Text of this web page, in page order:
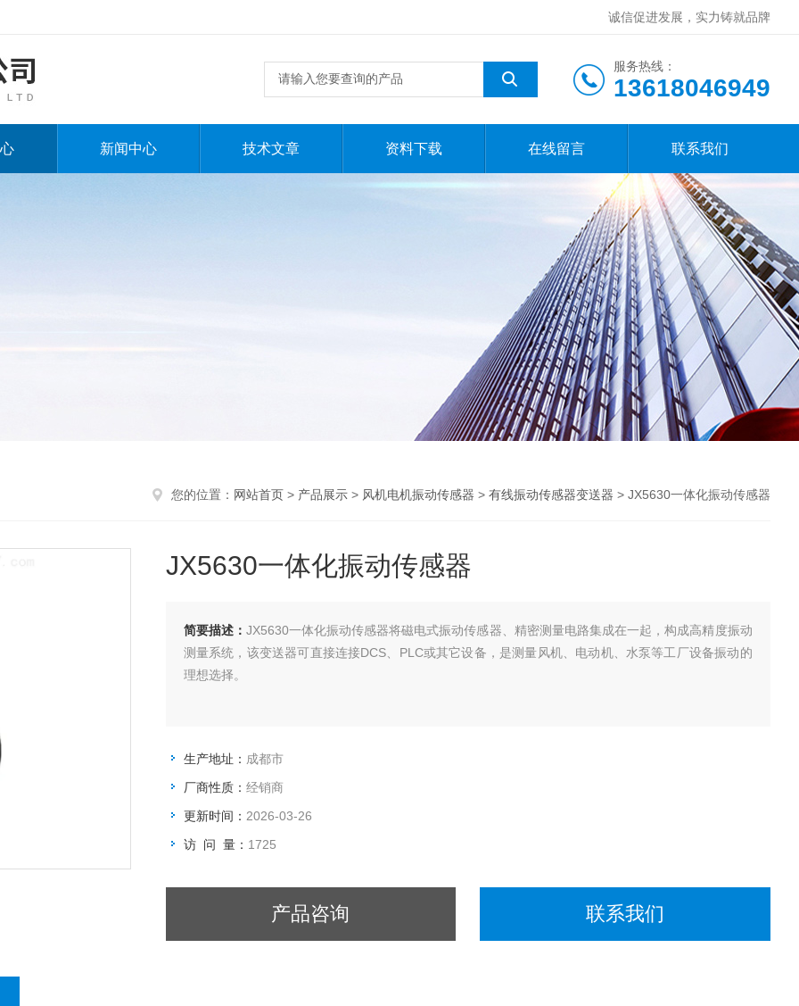
诚信促进发展，实力铸就品牌
服务热线：
13618046949
新闻中心 技术文章 资料下载 在线留言 联系我们
您的位置： 网站首页 > 产品展示 > 风机电机振动传感器 > 有线振动传感器变送器 > JX5630一体化振动传感器
JX5630一体化振动传感器
简要描述： JX5630一体化振动传感器将磁电式振动传感器、精密测量电路集成在一起，构成高精度振动
测量系统，该变送器可直接连接DCS、PLC或其它设备，是测量风机、电动机、水泵等工厂设备振动的
理想选择。
生产地址： 成都市
厂商性质： 经销商
更新时间： 2026-03-26
访 问 量： 1725
产品咨询 联系我们